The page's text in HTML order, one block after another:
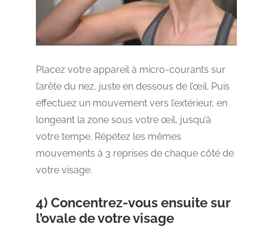
Placez votre appareil à micro-courants sur
l’arête du nez, juste en dessous de l’œil. Puis
effectuez un mouvement vers l’extérieur, en
longeant la zone sous votre œil, jusqu’à
votre tempe. Répétez les mêmes
mouvements à 3 reprises de chaque côté de
votre visage.
4) Concentrez-vous ensuite sur
l’ovale de votre visage